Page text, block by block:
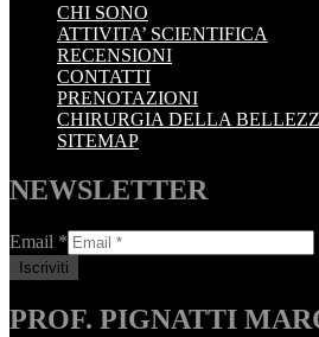
CHI SONO
ATTIVITA’ SCIENTIFICA
RECENSIONI
CONTATTI
PRENOTAZIONI
CHIRURGIA DELLA
SITEMAP
NEWSLETTER
Email *
PROF. PIGNATTI